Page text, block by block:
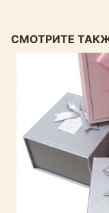
СМОТРИТЕ